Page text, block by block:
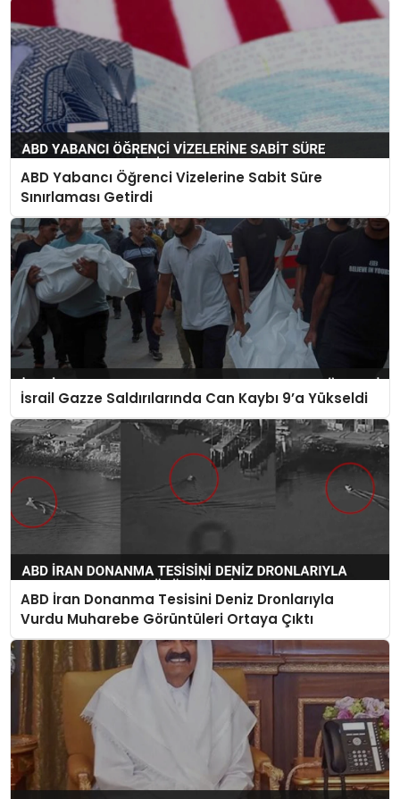
ABD Yabancı Öğrenci Vizelerine Sabit Süre
Sınırlaması Getirdi
İsrail Gazze Saldırılarında Can Kaybı 9’a Yükseldi
ABD İran Donanma Tesisini Deniz Dronlarıyla
Vurdu Muharebe Görüntüleri Ortaya Çıktı